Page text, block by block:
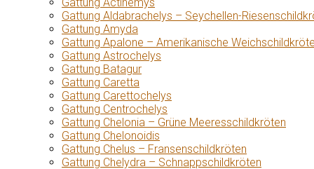
Gattung Aldabrachelys – Seychellen-
Gattung Amyda
Gattung Apalone – Amerikanische
Gattung Astrochelys
Gattung Batagur
Gattung Caretta
Gattung Carettochelys
Gattung Centrochelys
Gattung Chelonia – Grüne Meeresschildkröten
Gattung Chelonoidis
Gattung Chelus – Fransenschildkröten
Gattung Chelydra – Schnappschildkröten